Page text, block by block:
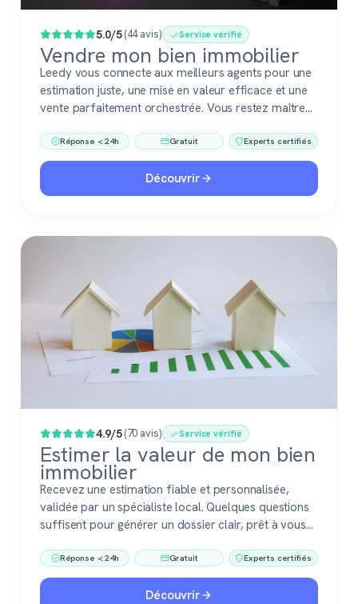
5.0/5(44 avis) Service vérifié
Vendre mon bien immobilier
Leedy vous connecte aux meilleurs agents pour une
estimation juste, une mise en valeur efficace et une
vente parfaitement orchestrée. Vous restez maître
Réponse < 24h Gratuit Experts certifiés
Découvrir
4.9/5(70 avis) Service vérifié
Estimer la valeur de mon bien
immobilier
Recevez une estimation fiable et personnalisée,
validée par un spécialiste local. Quelques questions
suffisent pour générer un dossier clair, prêt à vous
immobilier. Gratuit, sans engagement, 100 %
confiance.
Réponse < 24h Gratuit Experts certifiés
Découvrir